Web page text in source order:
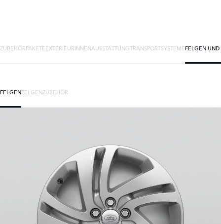
ZUBEHÖRPAKETEEXTERIEURINNENAUSSTATTUNGTRANSPORTSYSTEMEFELGEN
FELGENFELGENZUBEHÖR